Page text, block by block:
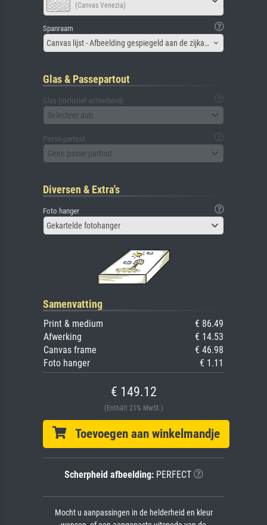
(Canvas Venezia)
Spanraam
Canvas lijst - Afbeelding gespiegeld aan de zijkant
Glas & Passepartout
Glas (inclusief achterbord)
Selecteer aub
Passe-partout
Geen passe-partout
Diversen & Extra's
Foto hanger
Gekartelde fotohanger
Samenvatting
Print & medium
€ 86.49
Afwerking
€ 14.53
Canvas frame
€ 46.98
Foto hanger
€ 1.11
€ 149.12
(Enthält 21% MwSt.)
Toevoegen aan winkelmandje
Scherpheid afbeelding:PERFECT
Mocht u aanpassingen in de helderheid en kleur